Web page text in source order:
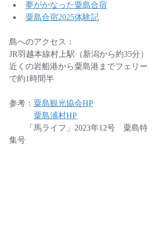
夢がかなった粟島合宿
粟島合宿2025体験記
島へのアクセス：
JR羽越本線村上駅（新潟から約35分）
近くの岩船港から粟島港までフェリー
で約1時間半
参考： 粟島観光協会HP
粟島浦村HP
「馬ライフ」2023年12号　粟島特
集号